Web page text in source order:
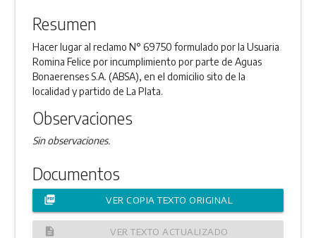
Resumen
Hacer lugar al reclamo N° 69750 formulado por la Usuaria
Romina Felice por incumplimiento por parte de Aguas
Bonaerenses S.A. (ABSA), en el domicilio sito de la
localidad y partido de La Plata.
Observaciones
Sin observaciones.
Documentos
picture_as_pdf VER COPIA TEXTO ORIGINAL
description VER TEXTO ACTUALIZADO